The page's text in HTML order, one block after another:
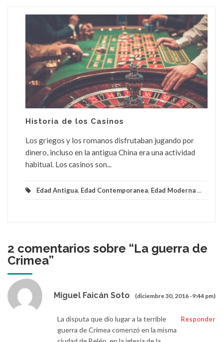
Historia de los Casinos
Los griegos y los romanos disfrutaban jugando por
dinero, incluso en la antigua China era una actividad
habitual. Los casinos son...
Edad Antigua, Edad Contemporanea, Edad Moderna...
2 comentarios sobre “La guerra de
Crimea”
Miguel Faicán Soto (diciembre 30, 2016 -9:44 pm)
Responder
La disputa que dio lugar a la terrible
guerra de Crimea comenzó en la misma